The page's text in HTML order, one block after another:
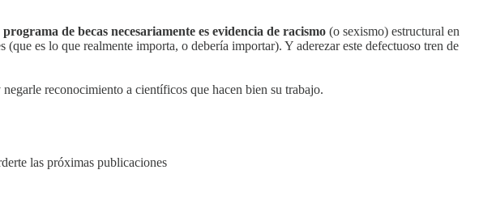
de becas necesariamente es evidencia de racismo (o sexismo) estructural en
es lo que realmente importa, o debería importar). Y aderezar este defectuoso tren de
reconocimiento a científicos que hacen bien su trabajo.
las próximas publicaciones